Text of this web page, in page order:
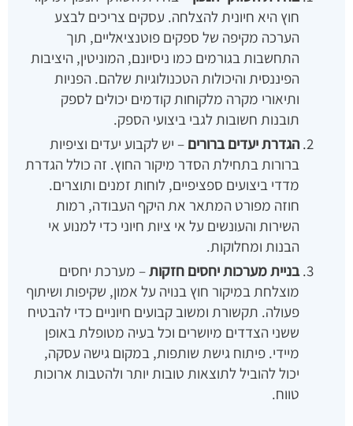
חוץ היא חיונית להצלחה. עסקים צריכים לבצע
הערכה מקיפה של ספקים פוטנציאליים, תוך
התחשבות בגורמים כמו ניסיונם, המוניטין, היציבות
הפיננסית והיכולות הטכנולוגיות שלהם. הפניות
ותיאורי מקרה מלקוחות קודמים יכולים לספק
תובנות חשובות לגבי ביצועי הספק.
הגדרת יעדים ברורים – יש לקבוע יעדים וציפיות
ברורות בתחילת הסדר מיקור החוץ. זה כולל הגדרת
מדדי ביצועים ספציפיים, לוחות זמנים ותוצרים.
חוזה מפורט המתאר את היקף העבודה, רמות
השירות והעונשים על אי ציות חיוני כדי למנוע אי
הבנות ומחלוקות.
בניית מערכות יחסים חזקות– מערכת יחסים
מוצלחת במיקור חוץ בנויה על אמון, שקיפות ושיתוף
פעולה. תקשורת ומשוב קבועים חיוניים כדי להבטיח
ששני הצדדים מיושרים וכל בעיה מטופלת באופן
מיידי. פיתוח גישת שותפות, במקום גישה עסקה,
יכול להוביל לתוצאות טובות יותר ולהטבות ארוכות
טווח.